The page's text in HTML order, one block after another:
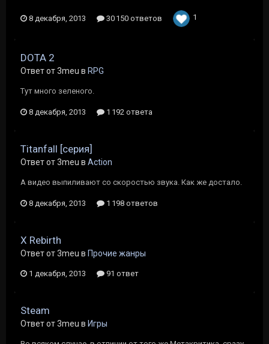
8 декабря, 2013 30 150 ответов 1
DOTA 2
Ответ от 3meu в RPG
Тут много зеленого.
8 декабря, 2013 1 192 ответа
Titanfall [cерия]
Ответ от 3meu в Action
А видео выпиливают со скоростью звука. Как же достало.
8 декабря, 2013 1 198 ответов
X Rebirth
Ответ от 3meu в Прочие жанры
1 декабря, 2013 91 ответ
Steam
Ответ от 3meu в Игры